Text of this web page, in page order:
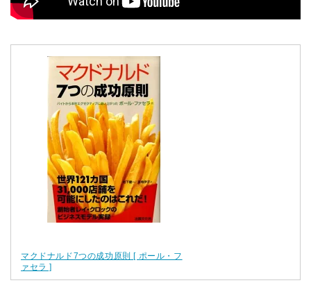
マクドナルド7つの成功原則 [ ポール・フ
ァセラ ]